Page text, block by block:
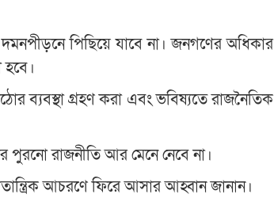
পিছিয়ে যাবে না। জনগণের অধিকার
ব্যবস্থা গ্রহণ করা এবং ভবিষ্যতে রাজনৈতিক
পুরনো রাজনীতি আর মেনে নেবে না।
আচরণে ফিরে আসার আহ্বান জানান।